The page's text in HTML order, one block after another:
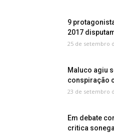
9
2017
25 de setembro
Maluco agiu
conspiração
23 de setembro
Em debate
critica